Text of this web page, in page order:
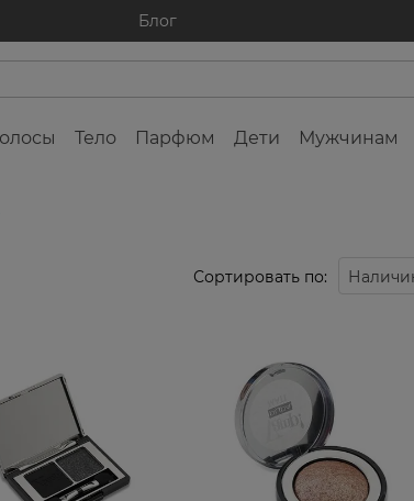
Блог
Тело Парфюм Дети Мужчинам
Сортировать по: